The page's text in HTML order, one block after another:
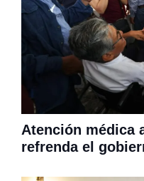
Atención médica
refrenda el